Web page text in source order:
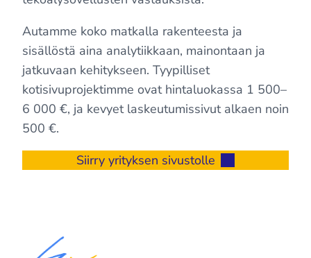
Autamme koko matkalla rakenteesta ja
sisällöstä aina analytiikkaan, mainontaan ja
jatkuvaan kehitykseen. Tyypilliset
kotisivuprojektimme ovat hintaluokassa 1 500–
6 000 €, ja kevyet laskeutumissivut alkaen noin
500 €.
Siirry yrityksen sivustolle